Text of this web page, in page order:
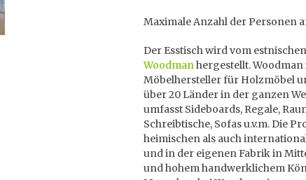
Maximale Anzahl der Personen
Der Esstisch wird vom
Woodmanhergestellt.
Möbelhersteller für Holzmöbel
über 20 Länder in der ganzen
umfasst Sideboards, Regale,
Schreibtische, Sofas u.v.m. Die
heimischen als auch
und in der eigenen Fabrik in
und hohem handwerklichem